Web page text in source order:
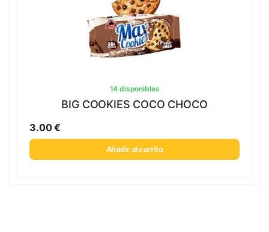
14 disponibles
BIG COOKIES COCO CHOCO
3.00€
Añadir al carrito